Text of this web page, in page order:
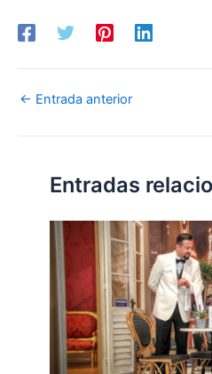
← Entrada anterior
Entradas